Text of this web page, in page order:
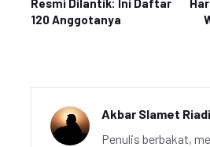
Resmi Dilantik: Ini Daftar
120 Anggotanya
Akbar Slamet Riadi
Penulis berbakat,